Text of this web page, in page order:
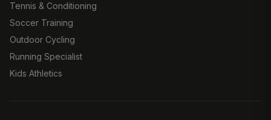
Tennis & Conditioning
Soccer Training
Outdoor Cycling
Running Specialist
Kids Athletics